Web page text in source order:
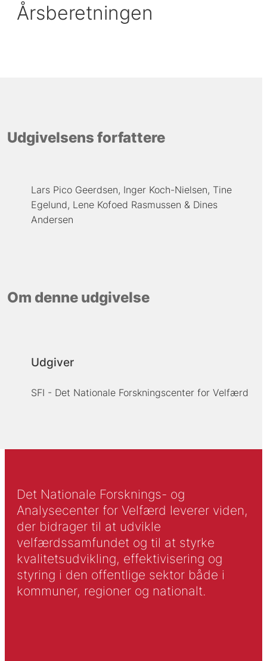
Årsberetningen
Udgivelsens forfattere
Lars Pico Geerdsen Inger Koch-Nielsen Tine
Egelund Lene Kofoed Rasmussen
Dines
Andersen
Om denne udgivelse
Udgiver
SFI - Det Nationale Forskningscenter for Velfærd
Det Nationale Forsknings- og
Analysecenter for Velfærd leverer viden,
der bidrager til at udvikle
velfærdssamfundet og til at styrke
kvalitetsudvikling, effektivisering og
styring i den offentlige sektor både i
kommuner, regioner og nationalt.